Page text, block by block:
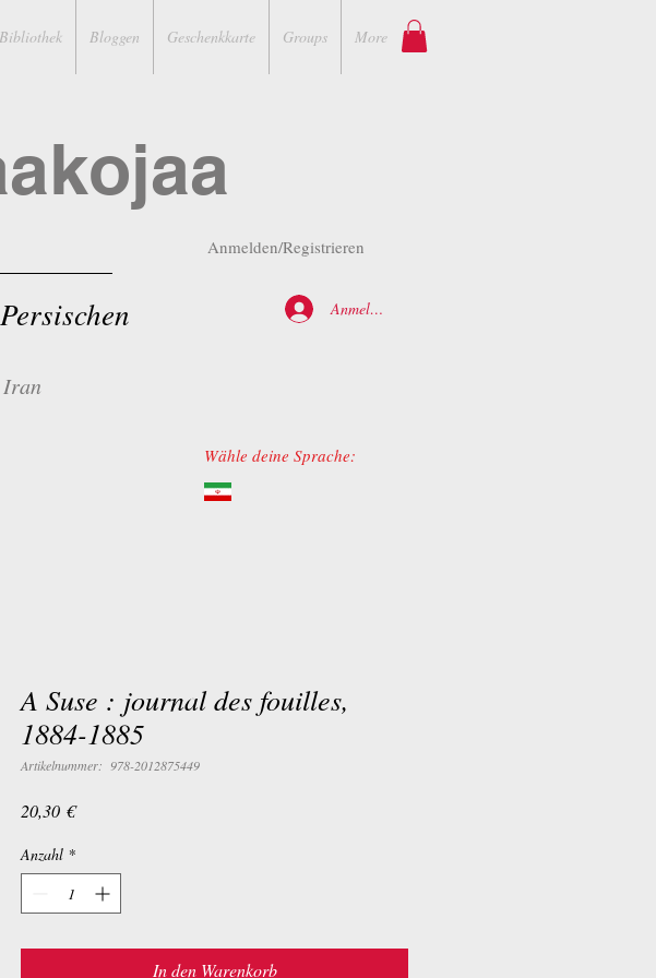
Bloggen Geschenkkarte Groups More
Anmelden/Registrieren
Anmelden
Iran
Wähle deine Sprache:
A Suse : journal des fouilles,
1884-1885
Artikelnummer: 978-2012875449
20,30 €Preis
Anzahl *
In den Warenkorb